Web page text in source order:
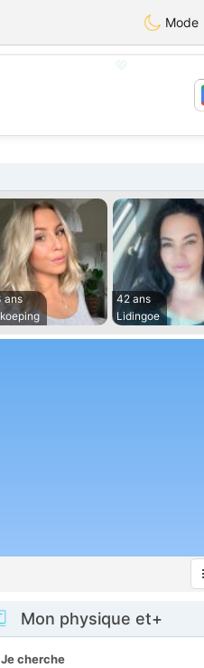
Mode
ans
42 ans
Lidingoe
Mon physique et+
Je cherche